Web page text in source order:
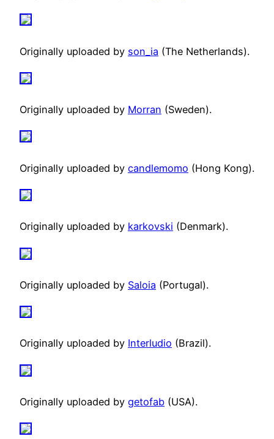
Originally uploaded by son_ia (The Netherlands).
Originally uploaded by Morran (Sweden).
Originally uploaded by candlemomo (Hong Kong).
Originally uploaded by karkovski (Denmark).
Originally uploaded by Saloia (Portugal).
Originally uploaded by Interludio (Brazil).
Originally uploaded by getofab (USA).